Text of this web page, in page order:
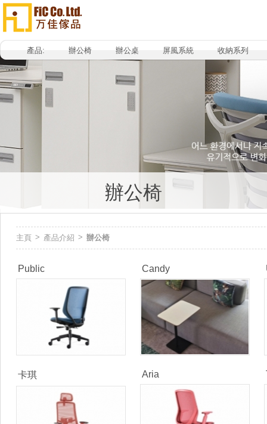
產品: 辦公椅 辦公桌 屏風系統 收納系列
辦公椅
主頁 > 產品介紹 > 辦公椅
Public Candy
卡琪 Aria